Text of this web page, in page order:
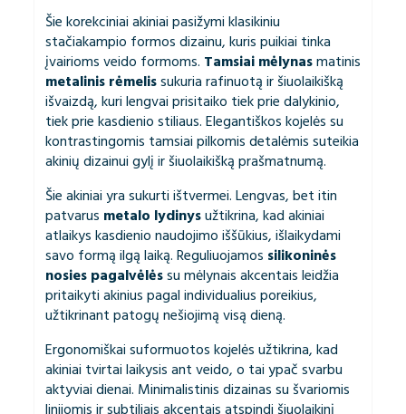
Šie korekciniai akiniai pasižymi klasikiniu
stačiakampio formos dizainu, kuris puikiai tinka
įvairioms veido formoms. Tamsiai mėlynasmatinis
metalinis rėmelissukuria rafinuotą ir šiuolaikišką
išvaizdą, kuri lengvai prisitaiko tiek prie dalykinio,
tiek prie kasdienio stiliaus. Elegantiškos kojelės su
kontrastingomis tamsiai pilkomis detalėmis suteikia
akinių dizainui gylį ir šiuolaikišką prašmatnumą.
Šie akiniai yra sukurti ištvermei. Lengvas, bet itin
patvarus metalo lydinysužtikrina, kad akiniai
atlaikys kasdienio naudojimo iššūkius, išlaikydami
savo formą ilgą laiką. Reguliuojamos silikoninės
nosies pagalvėlėssu mėlynais akcentais leidžia
pritaikyti akinius pagal individualius poreikius,
užtikrinant patogų nešiojimą visą dieną.
Ergonomiškai suformuotos kojelės užtikrina, kad
akiniai tvirtai laikysis ant veido, o tai ypač svarbu
aktyviai dienai. Minimalistinis dizainas su švariomis
linijomis ir subtiliais akcentais atspindi šiuolaikinį